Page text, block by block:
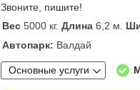
Звоните, пишите!
Вес 5000 кг. Длина 6,2 м.
Автопарк: Валдай
Основные услуги